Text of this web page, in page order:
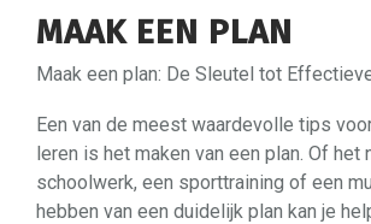
MAAK EEN PLAN
Maak een plan: De Sleutel tot
Een van de meest waardevolle tips
leren is het maken van een plan. Of het
schoolwerk, een sporttraining of een
hebben van een duidelijk plan kan je